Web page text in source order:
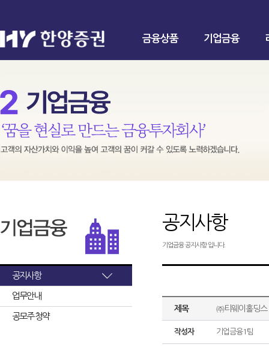
금융상품 기업금융
공지사항
업무안내
공모주 청약
공지사항
기업금융 공지사항 입니다.
제목 ㈜티웨이홀딩스
작성자 기업금융1팀